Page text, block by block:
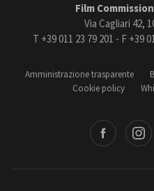
Film
Via Cagliari 42,
T +39 011 23 79 201 - F +39
Amministrazione trasparente
Cookie policy
Vimeo